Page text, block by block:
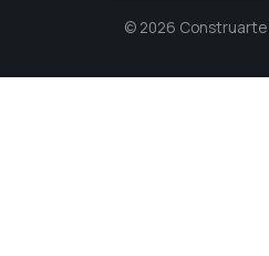
© 2026 Construarte